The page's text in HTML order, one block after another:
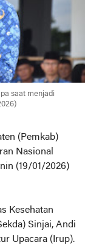
saat menjadi
(Pemkab)
Nasional
(19/01/2026)
Kesehatan
Sinjai, Andi
Upacara (Irup).